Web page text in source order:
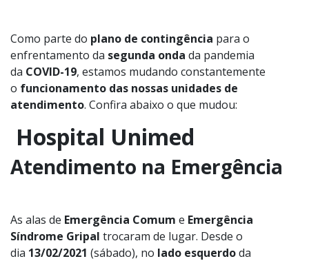
Como parte do plano de contingência para o
enfrentamento da segunda onda da pandemia
da COVID-19, estamos mudando constantemente
o funcionamento das nossas unidades de
atendimento. Confira abaixo o que mudou:
Hospital Unimed
Atendimento na Emergência
As alas de Emergência Comum e Emergência
Síndrome Gripal trocaram de lugar. Desde o
dia 13/02/2021 (sábado), no lado esquerdoda